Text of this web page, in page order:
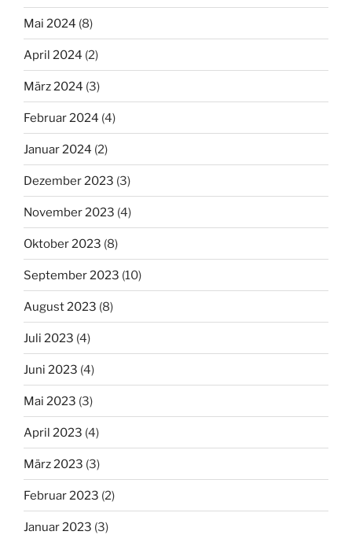
Mai 2024 (8)
April 2024 (2)
März 2024 (3)
Februar 2024 (4)
Januar 2024 (2)
Dezember 2023 (3)
November 2023 (4)
Oktober 2023 (8)
September 2023 (10)
August 2023 (8)
Juli 2023 (4)
Juni 2023 (4)
Mai 2023 (3)
April 2023 (4)
März 2023 (3)
Februar 2023 (2)
Januar 2023 (3)